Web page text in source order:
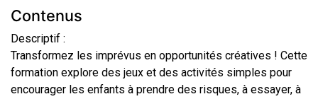
Contenus
Descriptif :
Transformez les imprévus en opportunités créatives ! Cette
formation explore des jeux et des activités simples pour
encourager les enfants à prendre des risques, à essayer, à